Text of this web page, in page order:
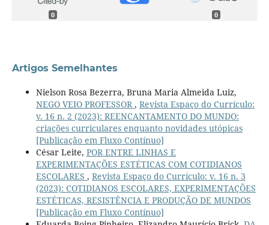
0 0
Artigos Semelhantes
Nielson Rosa Bezerra, Bruna Maria Almeida Luiz,
NEGO VEIO PROFESSOR , Revista Espaço do Currículo:
v. 16 n. 2 (2023): REENCANTAMENTO DO MUNDO:
criações curriculares enquanto novidades utópicas
[Publicação em Fluxo Contínuo]
César Leite, POR ENTRE LINHAS E
EXPERIMENTAÇÕES ESTÉTICAS COM COTIDIANOS
ESCOLARES , Revista Espaço do Currículo: v. 16 n. 3
(2023): COTIDIANOS ESCOLARES, EXPERIMENTAÇÕES
ESTÉTICAS, RESISTÊNCIA E PRODUÇÃO DE MUNDOS
[Publicação em Fluxo Contínuo]